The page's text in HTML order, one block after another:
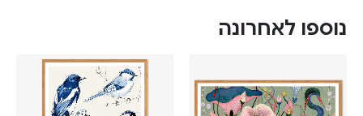
נוספו לאחרונה